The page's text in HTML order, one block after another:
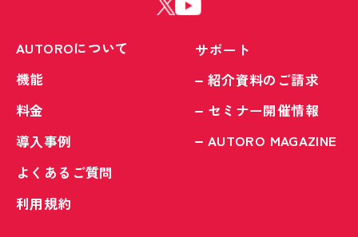
AUTOROについて
機能
料金
導入事例
よくあるご質問
利用規約
サポート
紹介資料のご請求
セミナー開催情報
AUTORO MAGAZINE